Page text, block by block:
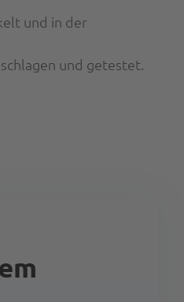
und in der
und getestet.